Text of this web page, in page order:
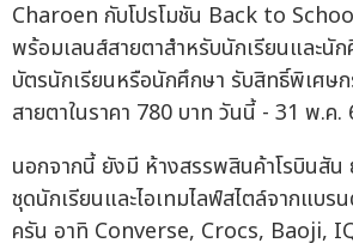
Charoen กับโปรโมชัน Back to
พร้อมเลนส์สายตาสำหรับนักเรียนและนั
บัตรนักเรียนหรือนักศึกษา รับสิทธิ์พิเศษ
สายตาในราคา 780 บาท วันนี้ - 31 พ.ค.
นอกจากนี้ ยังมี ห้างสรรพสินค้าโรบินสัน
ชุดนักเรียนและไอเทมไลฟ์สไตล์จากแบร
ครัน อาทิ Converse, Crocs, Baoji,